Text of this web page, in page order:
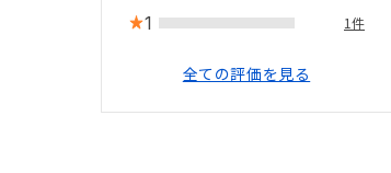
1 1件
全ての評価を見る